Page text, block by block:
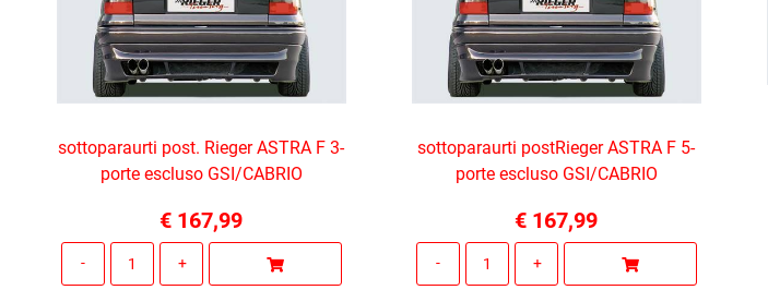
sottoparaurti post. Rieger ASTRA F 3-
porte escluso GSI/CABRIO
€ 167,99
sottoparaurti postRieger ASTRA F 5-
porte escluso GSI/CABRIO
€ 167,99